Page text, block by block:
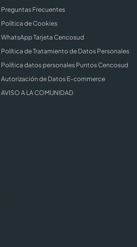
Preguntas Frecuentes
Política de Cookies
WhatsApp Tarjeta Cencosud
Política de Tratamiento de Datos Personales
Política datos personales Puntos Cencosud
Autorización de Datos E-commerce
AVISO A LA COMUNIDAD